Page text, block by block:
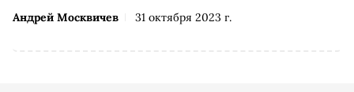
Андрей Москвичев 31 октября 2023 г.